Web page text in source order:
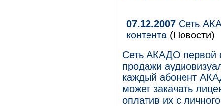
07.12.2007 Сеть
контента (Новости)
Сеть АКАДО первой
продажи
каждый абонент
может закачать
оплатив их с